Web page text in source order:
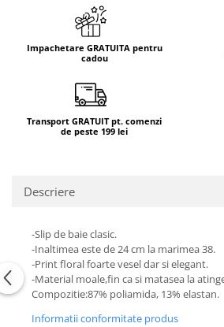
Impachetare GRATUITA pentru
cadou
Transport GRATUIT pt. comenzi
de peste 199 lei
Descriere
-Slip de baie clasic.
-Inaltimea este de 24 cm la marimea 38.
-Print floral foarte vesel dar si elegant.
-Material moale,fin ca si matasea la
Compozitie:87% poliamida, 13% elastan.
Informatii conformitate produs